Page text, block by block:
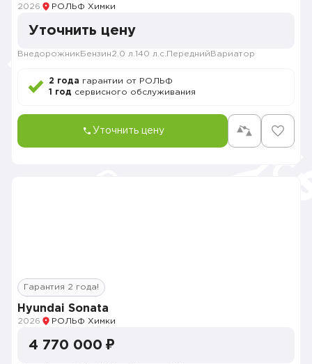
2026 РОЛЬФ Химки
Уточнить цену
Внедорожник Бензин2.0 л. 140 л.с. Передний Вариатор
2 года гарантии от РОЛЬФ
1 год сервисного обслуживания
Уточнить цену
Гарантия 2 года!
Hyundai Sonata
2026 РОЛЬФ Химки
4 770 000 ₽